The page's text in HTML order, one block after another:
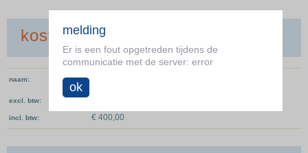
kosten
naam
excl. btw
incl. btw € 400,00
melding
Er is een fout opgetreden tijdens de
communicatie met de server: error
ok